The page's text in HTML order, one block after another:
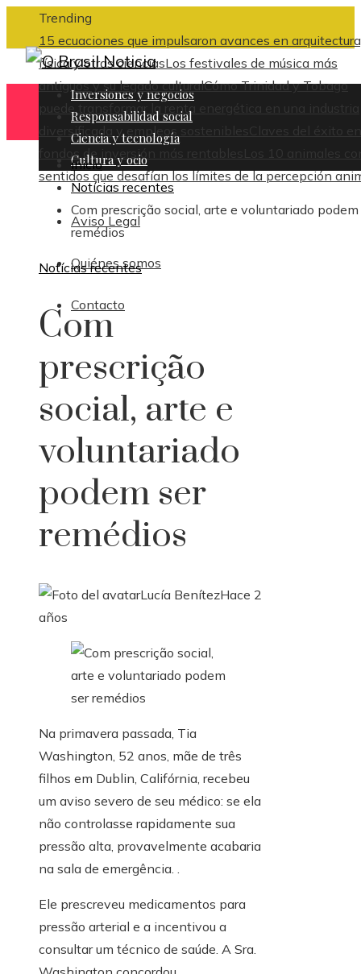
Trending
15 ecuaciones que impulsaron avances en
física y otras cienciasLos festivales de música más
antiguos y su legado culturalCómo Trinidad y Tobago
puede transformar la renta energética en una industria
diversificada y empleos sostenibles
Claves del éxito
fondos de inversión más rentables
Los 10 animales
sentidos que desafían los límites de la percepción
Aviso Legal
Quiénes somos
Contacto
Inversiones y negocios
Responsabilidad social
Ciencia y tecnología
Cultura y ocio
Inicio
Notícias recentes
Com prescrição social, arte e voluntariado podem
remédios
Notícias recentes
Com
prescrição
social, arte e
voluntariado
podem ser
remédios
Lucía BenítezHace 2
años
Na primavera passada, Tia
Washington, 52 anos, mãe de três
filhos em Dublin, Califórnia, recebeu
um aviso severo de seu médico: se ela
não controlasse rapidamente sua
pressão alta, provavelmente acabaria
na sala de emergência. .
Ele prescreveu medicamentos para
pressão arterial e a incentivou a
consultar um técnico de saúde. A Sra.